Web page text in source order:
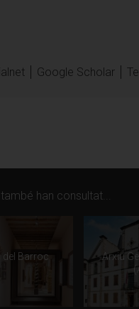
Google Scholar
han consultat...
del Barroc
Arxiu